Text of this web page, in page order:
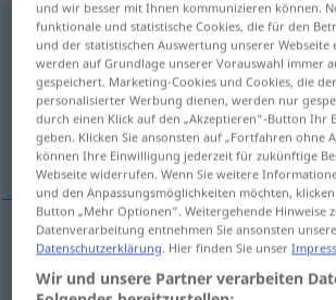
melancholiaf <gendatlok-ii; bpl>
Übersicht aller Übersetzungen
(Für mehr Details die Übersetzung anklicken/
Melancholie, Schwermut
Melancholief melancholia
und wir besser mit Ihnen kommunizieren können.
funktionale und statistische Cookies, die für den
und der statistischen Auswertung unserer Webseite
werden auf Grundlage unserer Vorauswahl immer
gespeichert. Marketing-Cookies und Cookies, die
personalisierter Werbung dienen, werden nur
durch einen Klick auf den „Akzeptieren“-Button Ihr
geben. Klicken Sie ansonsten auf „Fortfahren ohne
können Ihre Einwilligung jederzeit für zukünftige
Webseite widerrufen. Wenn Sie weitere
und den Anpassungsmöglichkeiten möchten,
Button „Mehr Optionen“. Weitergehende Hinweise
Datenverarbeitung entnehmen Sie ansonsten
Datenschutzerklärung . Hier finden Sie unser
Wir und unsere Partner verarbeiten